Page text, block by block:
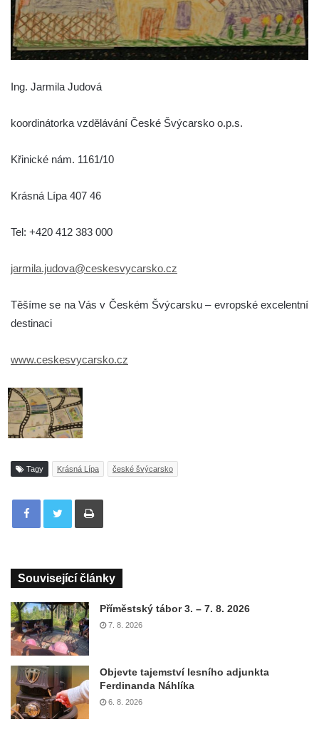
Ing. Jarmila Judová
koordinátorka vzdělávání České Švýcarsko o.p.s.
Křinické nám. 1161/10
Krásná Lípa 407 46
Tel: +420 412 383 000
jarmila.judova@ceskesvycarsko.cz
Těšíme se na Vás v Českém Švýcarsku – evropské excelentní
destinaci
www.ceskesvycarsko.cz
Tagy Krásná Lípa české švýcarsko
Tisknout
Související články
Příměstský tábor 3. – 7. 8. 2026
7. 8. 2026
Objevte tajemství lesního adjunkta
Ferdinanda Náhlíka
6. 8. 2026